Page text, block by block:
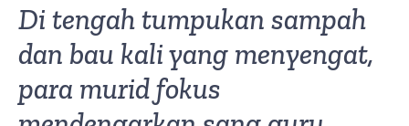
Di tengah tumpukan sampah
dan bau kali yang menyengat,
para murid fokus